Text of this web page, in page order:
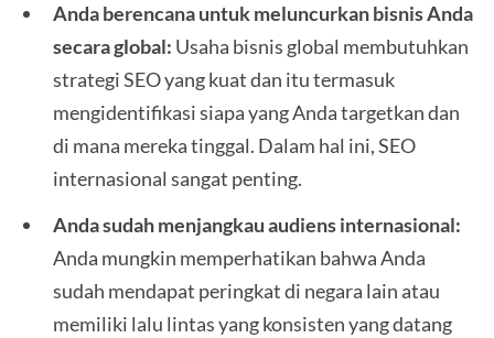
Anda berencana untuk meluncurkan bisnis Anda
secara global: Usaha bisnis global membutuhkan
strategi SEO yang kuat dan itu termasuk
mengidentifikasi siapa yang Anda targetkan dan
di mana mereka tinggal. Dalam hal ini, SEO
internasional sangat penting.
Anda sudah menjangkau audiens internasional:
Anda mungkin memperhatikan bahwa Anda
sudah mendapat peringkat di negara lain atau
memiliki lalu lintas yang konsisten yang datang